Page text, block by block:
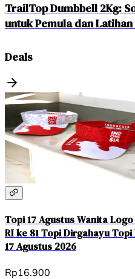
TrailTop Dumbbell 2Kg:
untuk Pemula dan Latihan
Deals
Topi 17 Agustus Wanita
RI ke 81 Topi Dirgahayu
17 Agustus 2026
Rp16.900